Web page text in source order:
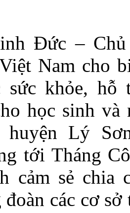
Đức – Chủ
Nam cho
sức khỏe,
học sinh và
huyện Lý
tới Tháng
cảm sẻ chia
các cơ sở